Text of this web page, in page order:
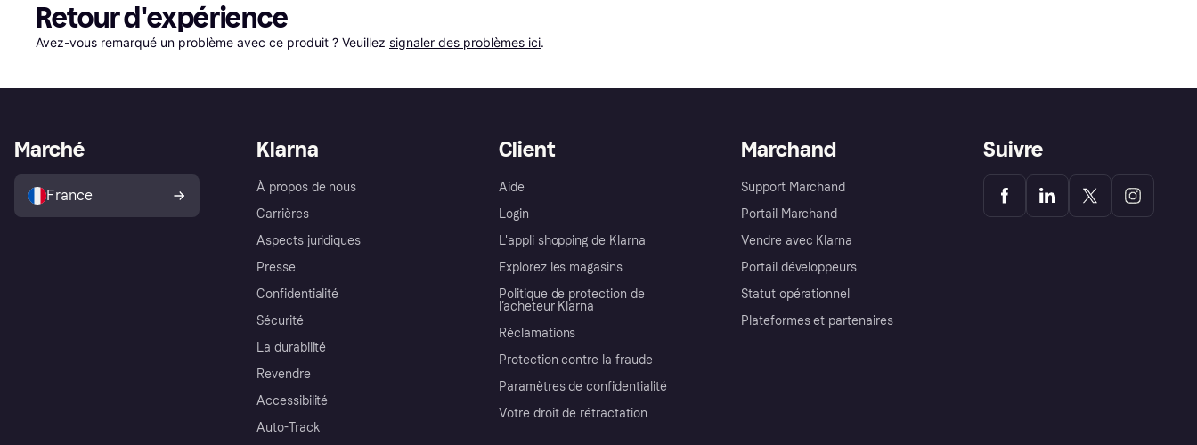
Retour d'expérience
Avez-vous remarqué un problème avec ce produit ? Veuillez signaler des problèmes ici.
Klarna
À propos de nous
Carrières
Aspects juridiques
Presse
Confidentialité
Sécurité
La durabilité
Revendre
Accessibilité
Auto-Track
Client
Aide
Login
L'appli shopping de Klarna
Explorez les magasins
Politique de protection de
l’acheteur Klarna
Réclamations
Protection contre la fraude
Paramètres de confidentialité
Votre droit de rétractation
Marchand
Support Marchand
Portail Marchand
Vendre avec Klarna
Portail développeurs
Statut opérationnel
Plateformes et partenaires
Marché
France
Suivre